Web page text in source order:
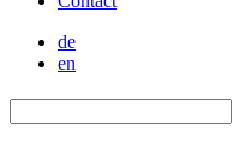
de
en